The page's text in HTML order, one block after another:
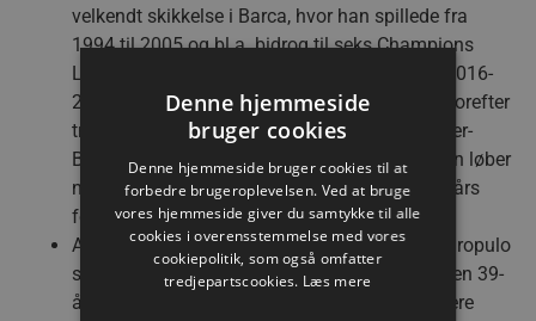
velkendt skikkelse i Barca, hvor han spillede fra
1994 til 2005 og bl.a. bidrog til seks Champions
League-titler. Den nu 54-årige spanier stod i 2016-
2017 i spidsen for KIF Kolding København, hvorefter
trænerkarrieren bød på fire sæsoner i Hannover-
Burgdorf, hvor Barca købte ham fri. Kontrakten løber
nu til 2027, efter at CL-titlen i 2024 udløste et års
forlængelse.
Antonio Carlos Ortega fik i 2022 Konstantin Igropulo
som ny assistent og er dermed forenet med den 39-
årige græsk-russer, der i sin lange aktive karriere
Denne hjemmeside
bruger cookies
Denne hjemmeside bruger cookies til at
forbedre brugeroplevelsen. Ved at bruge
vores hjemmeside giver du samtykke til alle
cookies i overensstemmelse med vores
cookiepolitik, som også omfatter
tredjepartscookies. Læs mere